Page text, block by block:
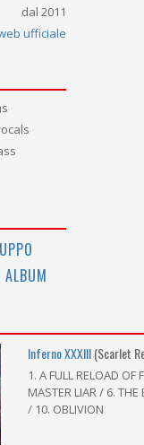
dal 2011
ufficiale
Inferno XXXIII(Scarlet
1. A FULL RELOAD
MASTER LIAR / 6.
/ 10. OBLIVION